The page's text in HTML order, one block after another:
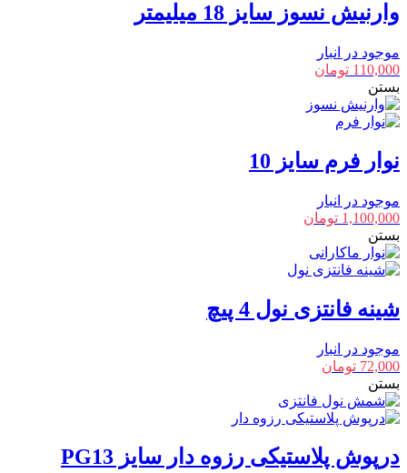
وارنیش نسوز سایز 18 میلیمتر
موجود در انبار
110,000 تومان
بستن
نوار فرم سایز 10
موجود در انبار
1,100,000 تومان
بستن
شینه فانتزی نول 4 پیچ
موجود در انبار
72,000 تومان
بستن
درپوش پلاستیکی رزوه دار سایز PG13